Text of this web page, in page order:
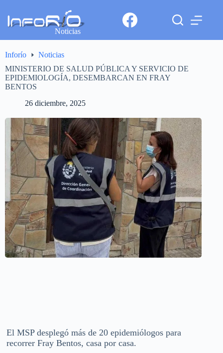
Noticias
Inforío
Noticias
MINISTERIO DE SALUD PÚBLICA Y SERVICIO DE
EPIDEMIOLOGÍA, DESEMBARCAN EN FRAY
BENTOS
26 diciembre, 2025
El MSP desplegó más de 20 epidemiólogos para
recorrer Fray Bentos, casa por casa.